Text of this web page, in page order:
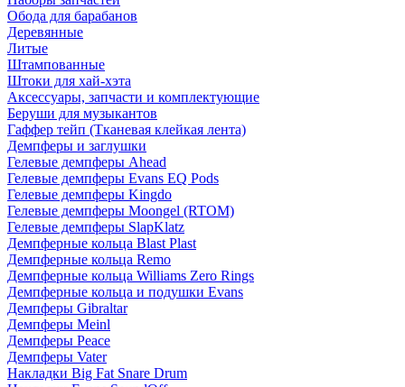
Обода для барабанов
Деревянные
Литые
Штампованные
Штоки для хай-хэта
Аксессуары, запчасти и комплектующие
Беруши для музыкантов
Гаффер тейп (Тканевая клейкая лента)
Демпферы и заглушки
Гелевые демпферы Ahead
Гелевые демпферы Evans EQ Pods
Гелевые демпферы Kingdo
Гелевые демпферы Moongel (RTOM)
Гелевые демпферы SlapKlatz
Демпферные кольца Blast Plast
Демпферные кольца Remo
Демпферные кольца Williams Zero Rings
Демпферные кольца и подушки Evans
Демпферы Gibraltar
Демпферы Meinl
Демпферы Peace
Демпферы Vater
Накладки Big Fat Snare Drum